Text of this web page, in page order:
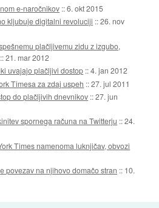
e-naročnikov ::6. okt 2015
kljubuje digitalni revoluciji ::26. nov
plačljivemu zidu z izgubo,
::21. mar 2012
uvajajo plačljivi dostop ::4. jan 2012
Timesa za zdaj uspeh ::27. jul 2011
do plačljivih dnevnikov ::27. jun
spornega računa na Twitterju ::24.
Times namenoma luknjičav, obvozi
povezav na njihovo domačo stran :: 10.